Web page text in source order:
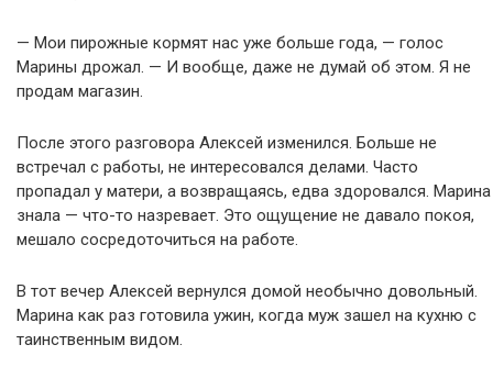
— Мои пирожные кормят нас уже больше года, — голос
Марины дрожал. — И вообще, даже не думай об этом. Я не
продам магазин.
После этого разговора Алексей изменился. Больше не
встречал с работы, не интересовался делами. Часто
пропадал у матери, а возвращаясь, едва здоровался. Марина
знала — что-то назревает. Это ощущение не давало покоя,
мешало сосредоточиться на работе.
В тот вечер Алексей вернулся домой необычно довольный.
Марина как раз готовила ужин, когда муж зашел на кухню с
таинственным видом.